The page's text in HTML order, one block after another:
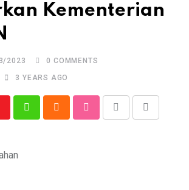
Kementerian
2023 0 COMMENTS
3 YEARS AGO
WhatsappCloud StumbleUpon
Print
Share